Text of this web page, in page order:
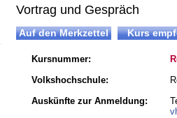
Vortrag und Gespräch
Kursnummer:
Volkshochschule:
Auskünfte zur Anmeldung: